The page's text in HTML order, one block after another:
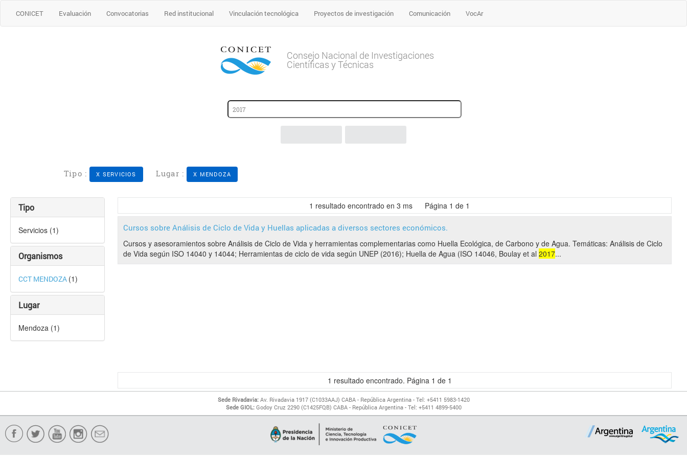
CONICET Evaluación Convocatorias Red institucional Vinculación tecnológica Proyectos de investigación Comunicación VocAr
Consejo Nacional de Investigaciones
Científicas y Técnicas
Tipo : X SERVICIOS Lugar : X MENDOZA
Tipo
Servicios (1)
Organismos
CCT MENDOZA (1)
Lugar
Mendoza (1)
1 resultado encontrado en 3 ms Página 1 de 1
Cursos sobre Análisis de Ciclo de Vida y Huellas aplicadas a diversos sectores económicos.
Cursos y asesoramientos sobre Análisis de Ciclo de Vida y herramientas complementarias como Huella Ecológica, de Carbono y de Agua. Temáticas: Análisis de Ciclo
de Vida según ISO 14040 y 14044; Herramientas de ciclo de vida según UNEP (2016); Huella de Agua (ISO 14046, Boulay et al 2017...
1 resultado encontrado. Página 1 de 1
Sede Rivadavia:Av. Rivadavia 1917 (C1033AAJ) CABA - República Argentina - Tel: +5411 5983-1420
Sede GIOL:Godoy Cruz 2290 (C1425FQB) CABA - República Argentina - Tel: +5411 4899-5400